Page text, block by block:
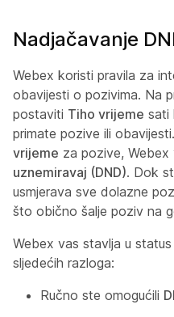
Nadjačavanje
Webex koristi pravila za
obavijesti o pozivima. Na
postaviti Tiho vrijeme sati
primate pozive ili
vrijeme za pozive,
uznemiravaj (DND). Dok
usmjerava sve dolazne
što obično šalje poziv na
Webex vas stavlja u status
sljedećih razloga:
Ručno ste omogućili